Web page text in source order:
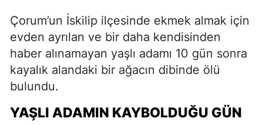
Çorum’un İskilip ilçesinde ekmek almak için
evden ayrılan ve bir daha kendisinden
haber alınamayan yaşlı adamı 10 gün sonra
kayalık alandaki bir ağacın dibinde ölü
bulundu.
YAŞLI ADAMIN KAYBOLDUĞU GÜN